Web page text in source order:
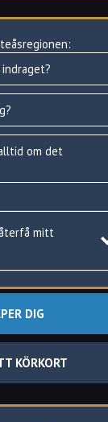
körkort
såsom
ytterligare
2 år från
igen.
indraget i mer
skäl så
om
om det
mitt
DIG
KÖRKORT